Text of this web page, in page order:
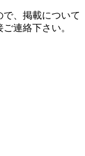
、掲載について
連絡下さい。